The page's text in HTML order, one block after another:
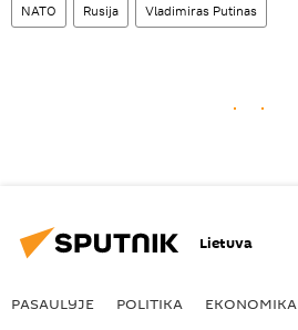
NATO Rusija Vladimiras Putinas
Lietuva
PASAULYJE POLITIKA EKONOMIKA